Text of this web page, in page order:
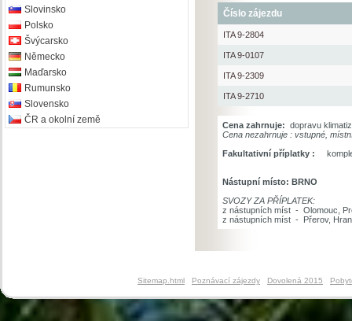
Slovinsko
Polsko
Švýcarsko
Německo
Maďarsko
Rumunsko
Slovensko
ČR a okolní země
Číslo zájezdu
ITA 9-2804
ITA 9-0107
ITA 9-2309
ITA 9-2710
Cena zahrnuje: dopravu
Cena nezahrnuje : vstupné,
Fakultativní příplatky :
Nástupní místo: BRNO
SVOZY ZA PŘÍPLATEK:
z nástupních míst -
z nástupních míst - Přerov,
Sitemap.html Poznávací zájezdy Dovolená 2015